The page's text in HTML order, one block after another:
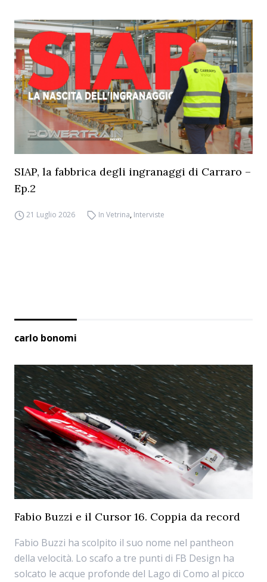
SIAP, la fabbrica degli ingranaggi di Carraro –
Ep.2
21 Luglio 2026 In Vetrina, Interviste
carlo bonomi
Fabio Buzzi e il Cursor 16. Coppia da record
Fabio Buzzi ha scolpito il suo nome nel pantheon
della velocità. Lo scafo a tre punti di FB Design ha
solcato le acque profonde del Lago di Como al picco